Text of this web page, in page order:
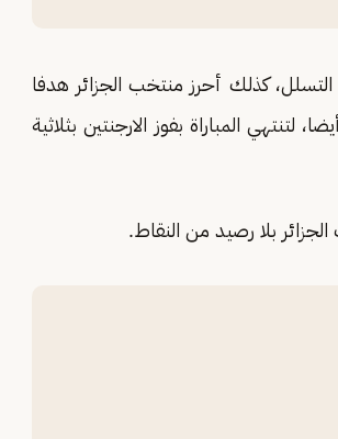
تم إلغاؤه بداعي التسلل، كذلك أحرز منتخب الجزائر هدفا
بداعي التسلل أيضا، لتنتهي المباراة بفوز الارجنتين بثلاثية
بلا رصيد من النقاط.